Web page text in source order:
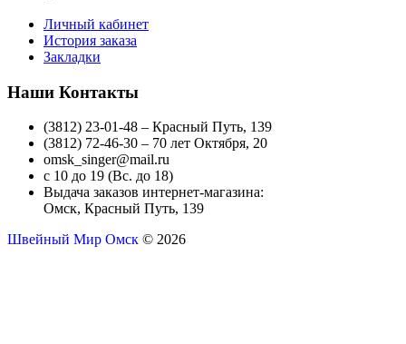
Личный кабинет
История заказа
Закладки
Наши Контакты
(3812) 23-01-48 – Красный Путь, 139
(3812) 72-46-30 – 70 лет Октября, 20
omsk_singer@mail.ru
с 10 до 19 (Вс. до 18)
Выдача заказов интернет-магазина:
Омск, Красный Путь, 139
Швейный Мир Омск © 2026